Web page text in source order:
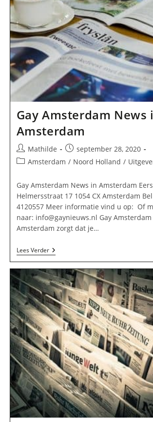
Gay Amsterdam News
Amsterdam
Bericht
auteur:
Mathilde
Bericht
gepubliceerd
september 28, 2020
Berichtcategorie:
Amsterdam / Noord Holland /
Gay Amsterdam News in Amsterdam
Helmersstraat 17 1054 CX Amsterdam
4120557 Meer informatie vind u op: Of
naar: info@gaynieuws.nl Gay
Amsterdam zorgt dat je…
Lees VerderGay
Amsterdam
In
Amsterdam